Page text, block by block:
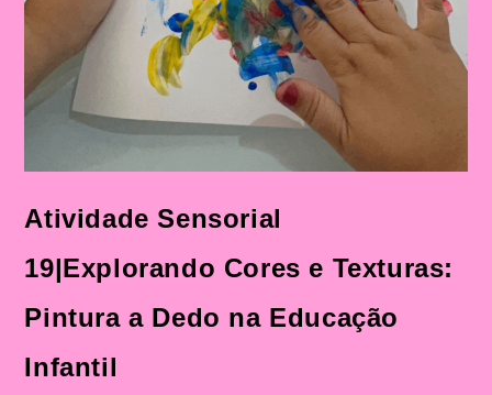
Atividade Sensorial
19|Explorando Cores e Texturas:
Pintura a Dedo na Educação
Infantil